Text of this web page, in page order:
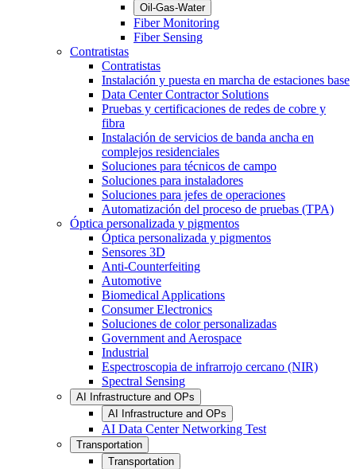
Oil-Gas-Water
Fiber Monitoring
Fiber Sensing
Contratistas
Contratistas
Instalación y puesta en marcha de estaciones base
Data Center Contractor Solutions
Pruebas y certificaciones de redes de cobre y
fibra
Instalación de servicios de banda ancha en
complejos residenciales
Soluciones para técnicos de campo
Soluciones para instaladores
Soluciones para jefes de operaciones
Automatización del proceso de pruebas (TPA)
Óptica personalizada y pigmentos
Óptica personalizada y pigmentos
Sensores 3D
Anti-Counterfeiting
Automotive
Biomedical Applications
Consumer Electronics
Soluciones de color personalizadas
Government and Aerospace
Industrial
Espectroscopia de infrarrojo cercano (NIR)
Spectral Sensing
AI Infrastructure and OPs
AI Infrastructure and OPs
AI Data Center Networking Test
Transportation
Transportation